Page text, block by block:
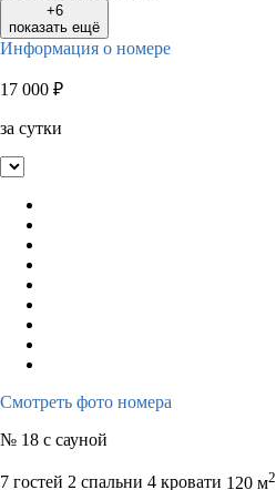
+6
показать ещё
Информация о номере
17 000 ₽
за сутки
Смотреть фото номера
№ 18 с сауной
7 гостей 2 спальни 4 кровати 120 м2